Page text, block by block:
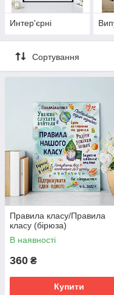
Интер'єрні
Сортування
Правила класу/Правила
класу (бірюза)
В наявності
360 ₴
Купити